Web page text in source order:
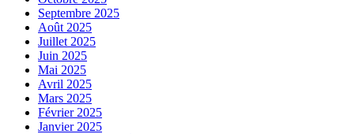
Septembre 2025
Août 2025
Juillet 2025
Juin 2025
Mai 2025
Avril 2025
Mars 2025
Février 2025
Janvier 2025